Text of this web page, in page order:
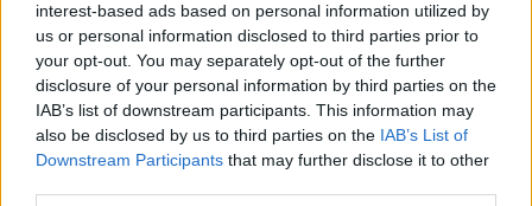
interest-based ads based on personal information utilized by
us or personal information disclosed to third parties prior to
your opt-out. You may separately opt-out of the further
disclosure of your personal information by third parties on the
IAB’s list of downstream participants. This information may
also be disclosed by us to third parties on the IAB’s List of
Downstream Participants that may further disclose it to other
Na Hádecké planince u Brna obnovují ochránci
původní step, vrátí se tam i pastva
26.7.2026 17:25 | BRNO (ČTK)
Zarostlou část Hádecké
planinky u Brna chtějí ochránci
vrátit do stavu ze 30. let
minulého století. V oblasti
obnovují původní step a
teplomilné doubravy. Vrátí se tam i pastva. Cílem je zachránit